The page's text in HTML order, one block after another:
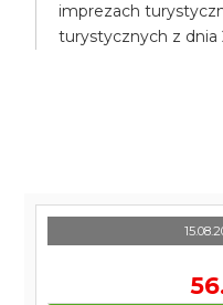
imprezach
turystycznych z dnia